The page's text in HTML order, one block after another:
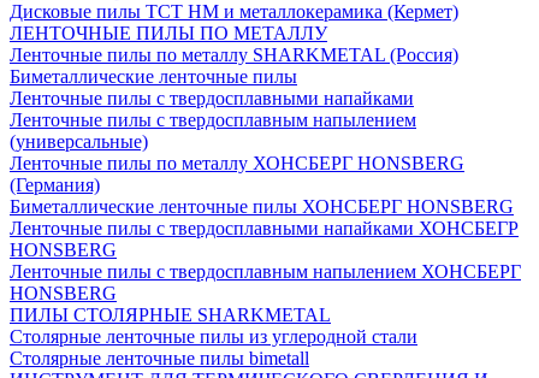
Дисковые пилы ТСТ НМ и металлокерамика (Кермет)
ЛЕНТОЧНЫЕ ПИЛЫ ПО МЕТАЛЛУ
Ленточные пилы по металлу SHARKMETAL (Россия)
Биметаллические ленточные пилы
Ленточные пилы с твердосплавными напайками
Ленточные пилы с твердосплавным напылением
(универсальные)
Ленточные пилы по металлу ХОНСБЕРГ HONSBERG
(Германия)
Биметаллические ленточные пилы ХОНСБЕРГ HONSBERG
Ленточные пилы с твердосплавными напайками ХОНСБЕГР
HONSBERG
Ленточные пилы с твердосплавным напылением ХОНСБЕРГ
HONSBERG
ПИЛЫ СТОЛЯРНЫЕ SHARKMETAL
Столярные ленточные пилы из углеродной стали
Столярные ленточные пилы bimetall